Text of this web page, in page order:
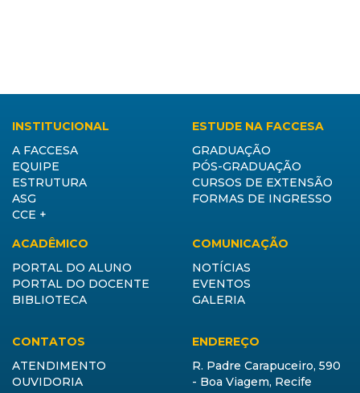
INSTITUCIONAL
A FACCESA
EQUIPE
ESTRUTURA
ASG
CCE +
ESTUDE NA FACCESA
GRADUAÇÃO
PÓS-GRADUAÇÃO
CURSOS DE EXTENSÃO
FORMAS DE INGRESSO
ACADÊMICO
PORTAL DO ALUNO
PORTAL DO DOCENTE
BIBLIOTECA
COMUNICAÇÃO
NOTÍCIAS
EVENTOS
GALERIA
CONTATOS
ATENDIMENTO
OUVIDORIA
ENDEREÇO
R. Padre Carapuceiro, 590
- Boa Viagem, Recife